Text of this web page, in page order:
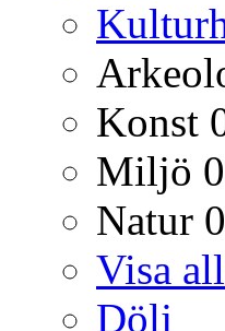
Konst
Miljö 0
Natur 0
Visa
Dölj